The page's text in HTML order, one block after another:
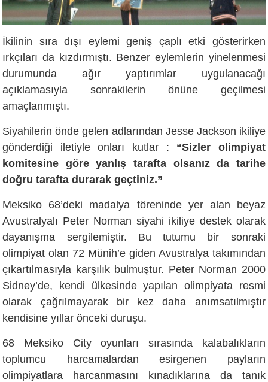
İkilinin sıra dışı eylemi geniş çaplı etki gösterirken
ırkçıları da kızdırmıştı. Benzer eylemlerin yinelenmesi
durumunda ağır yaptırımlar uygulanacağı
açıklamasıyla sonrakilerin önüne geçilmesi
amaçlanmıştı.
Siyahilerin önde gelen adlarından Jesse Jackson ikiliye
gönderdiği iletiyle onları kutlar : “Sizler olimpiyat
komitesine göre yanlış tarafta olsanız da tarihe
doğru tarafta durarak geçtiniz.”
Meksiko 68’deki madalya töreninde yer alan beyaz
Avustralyalı Peter Norman siyahi ikiliye destek olarak
dayanışma sergilemiştir. Bu tutumu bir sonraki
olimpiyat olan 72 Münih’e giden Avustralya takımından
çıkartılmasıyla karşılık bulmuştur. Peter Norman 2000
Sidney’de, kendi ülkesinde yapılan olimpiyata resmi
olarak çağrılmayarak bir kez daha anımsatılmıştır
kendisine yıllar önceki duruşu.
68 Meksiko City oyunları sırasında kalabalıkların
toplumcu harcamalardan esirgenen payların
olimpiyatlara harcanmasını kınadıklarına da tanık